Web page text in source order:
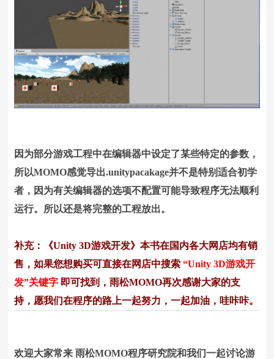
因为部分游戏工程中在编辑器中设定了某些特定的参数，
所以MOMO感觉导出.unitypacakage并不是特别适合初学
者，因为有关编辑器的选项不配置可能导致程序无法顺利
运行。所以还是将完整的工程放出。
补充：《Unity 3D游戏开发》本书在国内各大网店均有销
售，如果您想购买可直接在网店中搜索“Unity 3D游戏开
发”关键字 即可找到，雨松MOMO再次感谢大家的支
持，愿我们在程序的路上一起努力，一起加油，哇咔咔。
欢迎大家常来 雨松MOMO程序研究院和我们一起讨论游